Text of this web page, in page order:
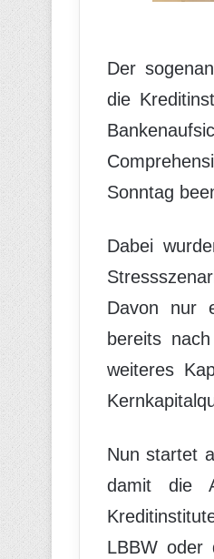
Der
die
Sonntag
Dabei
Davon nur
bereits
weiteres
Nun startet
damit die
LBBW oder